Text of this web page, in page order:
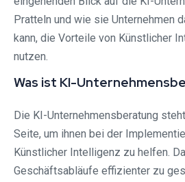
Pratteln und wie sie Unternehmen
kann, die Vorteile von Künstlicher
nutzen.
Was ist KI-
Die KI-Unternehmensberatung
Seite, um ihnen bei der
Künstlicher Intelligenz zu helfen.
Geschäftsabläufe effizienter zu